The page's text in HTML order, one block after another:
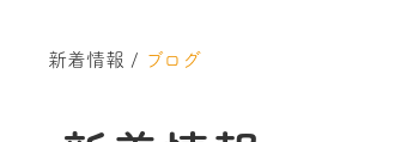
新着情報 / ブログ